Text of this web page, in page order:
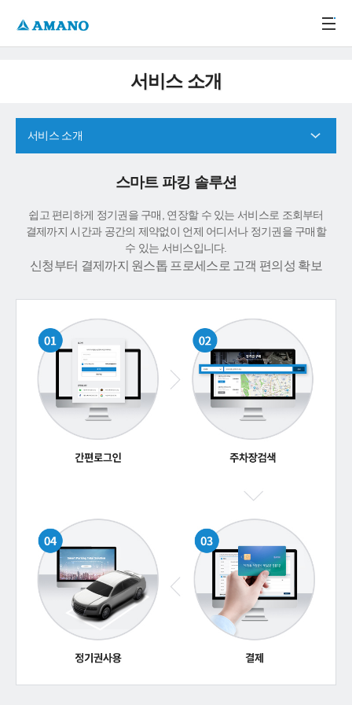
서비스 소개
서비스 소개
스마트 파킹 솔루션
쉽고 편리하게 정기권을 구매, 연장할 수 있는 서비스로 조회부터
결제까지 시간과 공간의 제약없이 언제 어디서나 정기권을 구매할
수 있는 서비스입니다.
신청부터 결제까지 원스톱 프로세스로 고객 편의성 확보